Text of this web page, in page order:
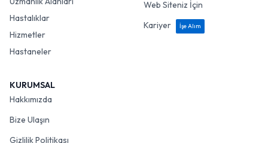
Hastalıklar
Hizmetler
Hastaneler
Web Siteniz İçin
Kariyer
İşe Alım
KURUMSAL
Hakkımızda
Bize Ulaşın
Gizlilik Politikası